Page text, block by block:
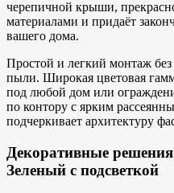
черепичной крыши,
материалами и придаёт
вашего дома.
Простой и легкий монтаж без
пыли. Широкая цветовая
под любой дом или
по контору с ярким
подчеркивает архитектуру
Декоративные
Зеленый с подсветкой